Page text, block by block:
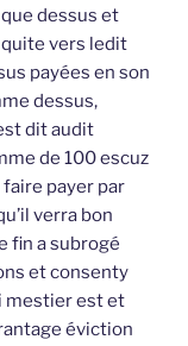
dessus et
vers ledit
payées en son
dessus,
dit audit
de 100 escuz
faire payer par
verra bon
fin a subrogé
et consenty
mestier est et
éviction